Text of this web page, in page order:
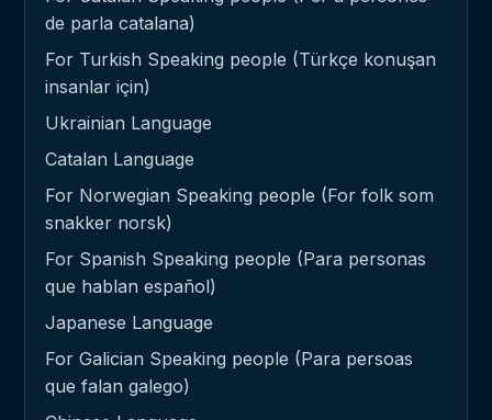
de parla catalana)
For Turkish Speaking people (Türkçe konuşan
insanlar için)
Ukrainian Language
Catalan Language
For Norwegian Speaking people (For folk som
snakker norsk)
For Spanish Speaking people (Para personas
que hablan español)
Japanese Language
For Galician Speaking people (Para persoas
que falan galego)